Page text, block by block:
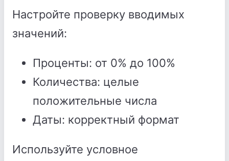
Настройте проверку вводимых
значений:
Проценты: от 0% до 100%
Количества: целые
положительные числа
Даты: корректный формат
Используйте условное